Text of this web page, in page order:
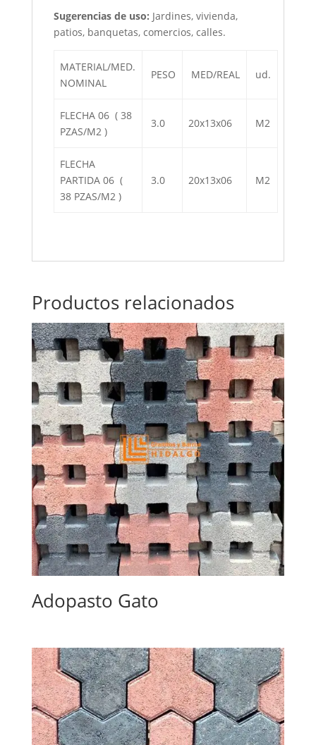
Sugerencias de uso: Jardines, vivienda,
patios, banquetas, comercios, calles.
MATERIAL/MED.
NOMINAL
PESO MED/REAL ud.
FLECHA 06 ( 38
PZAS/M2 )
3.0 20x13x06 M2
FLECHA
PARTIDA 06 (
38 PZAS/M2 )
3.0 20x13x06 M2
Productos relacionados
Adopasto Gato